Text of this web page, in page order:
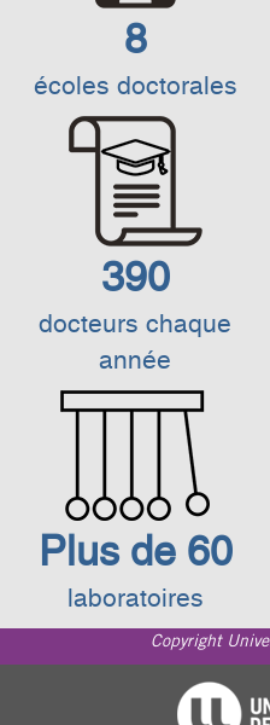
8
écoles doctorales
390
docteurs chaque
année
Plus de 60
laboratoires
Copyright